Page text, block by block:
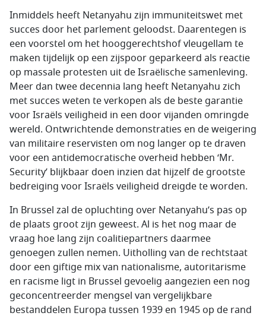
Inmiddels heeft Netanyahu zijn immuniteitswet met
succes door het parlement geloodst. Daarentegen is
een voorstel om het hooggerechtshof vleugellam te
maken tijdelijk op een zijspoor geparkeerd als reactie
op massale protesten uit de Israëlische samenleving.
Meer dan twee decennia lang heeft Netanyahu zich
met succes weten te verkopen als de beste garantie
voor Israëls veiligheid in een door vijanden omringde
wereld. Ontwrichtende demonstraties en de weigering
van militaire reservisten om nog langer op te draven
voor een antidemocratische overheid hebben ‘Mr.
Security’ blijkbaar doen inzien dat hijzelf de grootste
bedreiging voor Israëls veiligheid dreigde te worden.
In Brussel zal de opluchting over Netanyahu’s pas op
de plaats groot zijn geweest. Al is het nog maar de
vraag hoe lang zijn coalitiepartners daarmee
genoegen zullen nemen. Uitholling van de rechtstaat
door een giftige mix van nationalisme, autoritarisme
en racisme ligt in Brussel gevoelig aangezien een nog
geconcentreerder mengsel van vergelijkbare
bestanddelen Europa tussen 1939 en 1945 op de rand